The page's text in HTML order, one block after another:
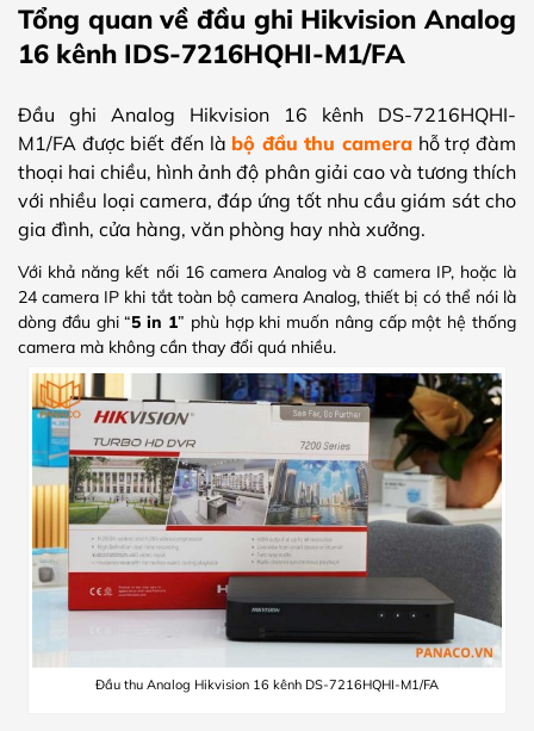
Tổng quan về đầu ghi Hikvision Analog
16 kênh IDS-7216HQHI-M1/FA
Đầu ghi Analog Hikvision 16 kênh DS-7216HQHI-
M1/FA được biết đến là bộ đầu thu camera hỗ trợ đàm
thoại hai chiều, hình ảnh độ phân giải cao và tương thích
với nhiều loại camera, đáp ứng tốt nhu cầu giám sát cho
gia đình, cửa hàng, văn phòng hay nhà xưởng.
Với khả năng kết nối 16 camera Analog và 8 camera IP, hoặc là
24 camera IP khi tắt toàn bộ camera Analog, thiết bị có thể nói là
dòng đầu ghi “5 in 1” phù hợp khi muốn nâng cấp một hệ thống
camera mà không cần thay đổi quá nhiều.
Đầu thu Analog Hikvision 16 kênh DS-7216HQHI-M1/FA